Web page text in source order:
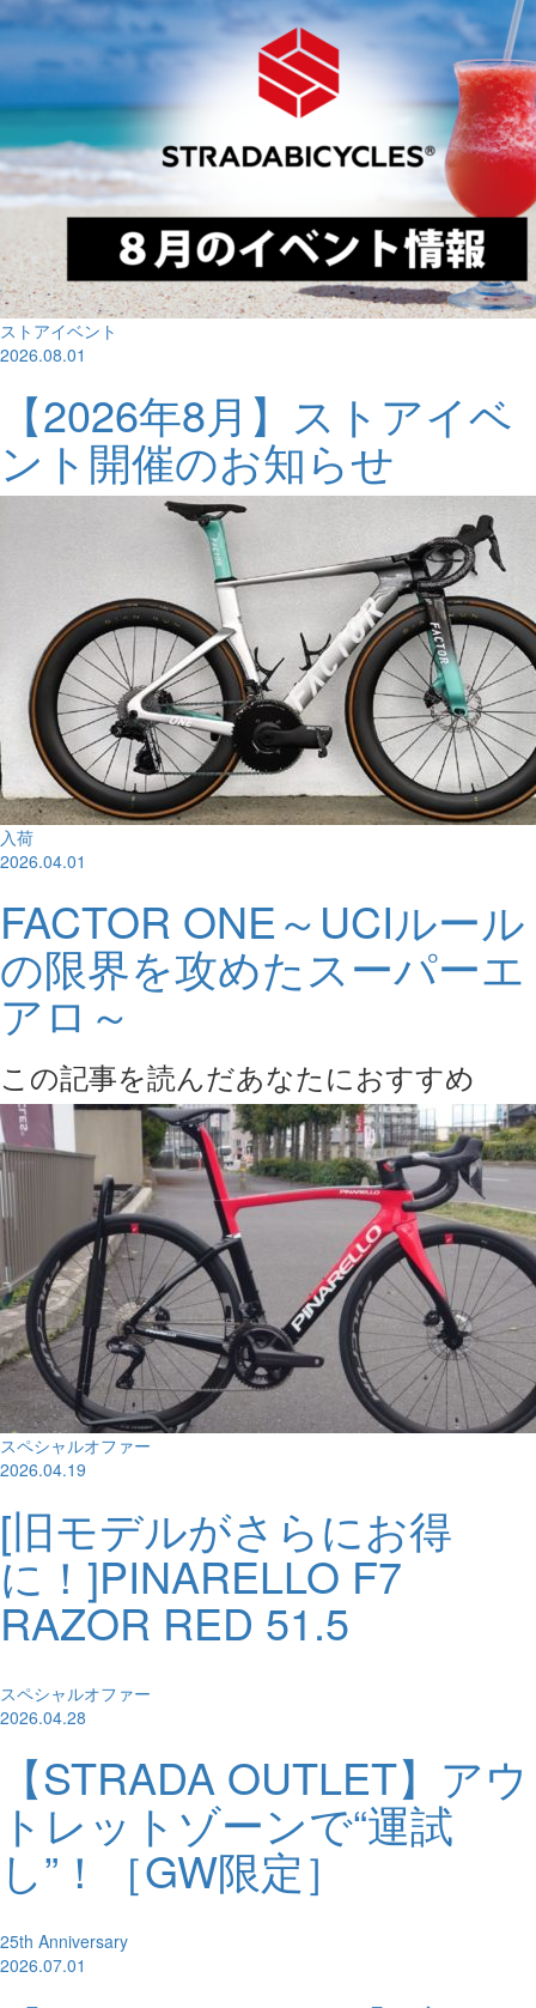
ストアイベント
2026.08.01
【2026年8月】ストアイベ
ント開催のお知らせ
入荷
2026.04.01
FACTOR ONE～UCIルール
の限界を攻めたスーパーエ
アロ～
この記事を読んだあなたにおすすめ
スペシャルオファー
2026.04.19
[旧モデルがさらにお得
に！]PINARELLO F7
RAZOR RED 51.5
スペシャルオファー
2026.04.28
【STRADA OUTLET】アウ
トレットゾーンで“運試
し”！［GW限定］
25th Anniversary
2026.07.01